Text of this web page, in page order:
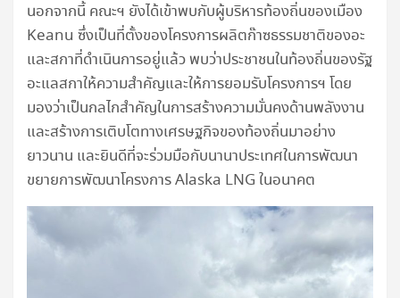
นอกจากนี้ คณะฯ ยังได้เข้าพบกับผู้บริหารท้องถิ่นของเมือง
Keanu ซึ่งเป็นที่ตั้งของโครงการผลิตก๊าซธรรมชาติของอะ
และสกาที่ดำเนินการอยู่แล้ว พบว่าประชาชนในท้องถิ่นของรัฐ
อะแลสกาให้ความสำคัญและให้การยอมรับโครงการฯ โดย
มองว่าเป็นกลไกสำคัญในการสร้างความมั่นคงด้านพลังงาน
และสร้างการเติบโตทางเศรษฐกิจของท้องถิ่นมาอย่าง
ยาวนาน และยินดีที่จะร่วมมือกับนานาประเทศในการพัฒนา
ขยายการพัฒนาโครงการ Alaska LNG ในอนาคต